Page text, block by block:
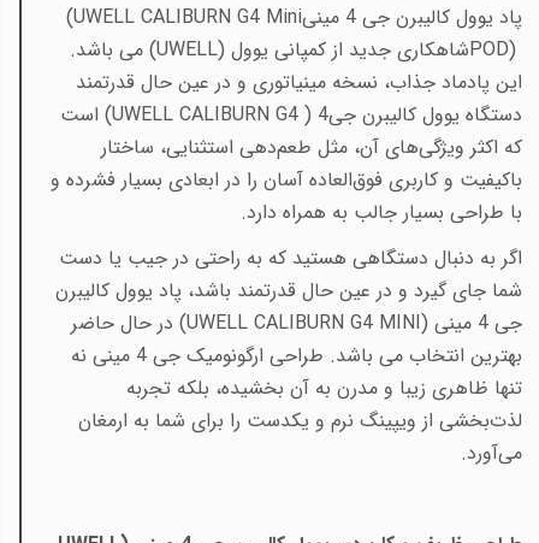
پاد یوول کالیبرن جی 4 مینی
(UWELL CALIBURN G4 Mini
POD)شاهکاری جدید از کمپانی یوول(UWELL) می باشد.
این پادماد جذاب، نسخه مینیاتوری و در عین حال قدرتمند
دستگاه یوول کالیبرن جی4 (
UWELL CALIBURN G4
) است
که اکثر ویژگی‌های آن، مثل طعم‌دهی استثنایی، ساختار
باکیفیت و کاربری فوق‌العاده آسان را در ابعادی بسیار فشرده و
با طراحی بسیار جالب به همراه دارد.
اگر به دنبال دستگاهی هستید که به راحتی در جیب یا دست
شما جای گیرد و در عین حال قدرتمند باشد، پاد یوول کالیبرن
جی 4 مینی (
UWELL CALIBURN G4 MINI) در حال حاضر
بهترین انتخاب می باشد. طراحی ارگونومیک جی 4 مینی نه
تنها ظاهری زیبا و مدرن به آن بخشیده، بلکه تجربه
لذت‌بخشی از ویپینگ نرم و یکدست را برای شما به ارمغان
می‌آورد.